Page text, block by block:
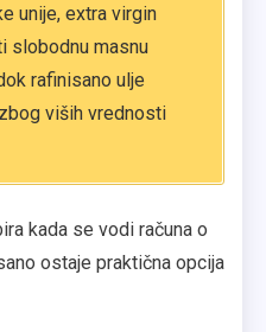
unije, extra virgin
slobodnu masnu
rafinisano ulje
viših vrednosti
kada se vodi računa o
ostaje praktična opcija